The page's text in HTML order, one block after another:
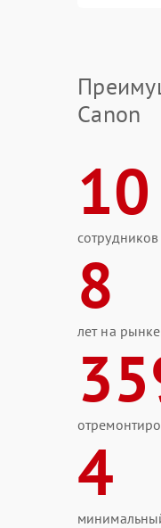
Canon
10
8
лет на рынке
4